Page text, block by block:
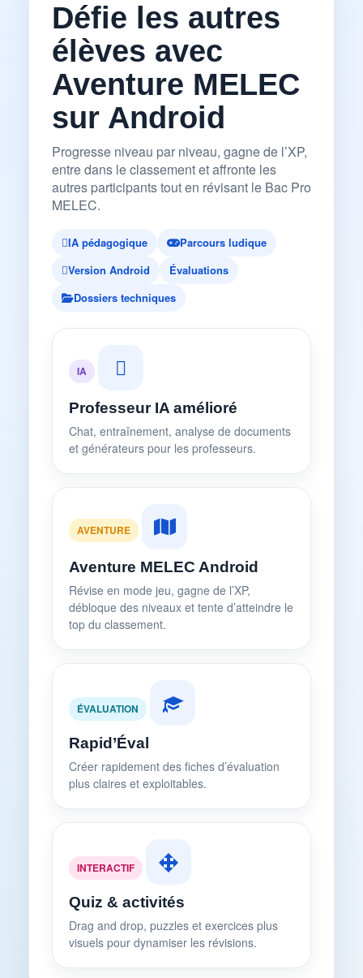
Défie les autres
élèves avec
Aventure MELEC
sur Android
Progresse niveau par niveau, gagne de l’XP,
entre dans le classement et affronte les
autres participants tout en révisant le Bac Pro
MELEC.
IA pédagogique
Parcours ludique
Version Android
Évaluations
Dossiers techniques
IA
Professeur IA amélioré
Chat, entraînement, analyse de documents
et générateurs pour les professeurs.
AVENTURE
Aventure MELEC Android
Révise en mode jeu, gagne de l’XP,
débloque des niveaux et tente d’atteindre le
top du classement.
ÉVALUATION
Rapid’Éval
Créer rapidement des fiches d’évaluation
plus claires et exploitables.
INTERACTIF
Quiz & activités
Drag and drop, puzzles et exercices plus
visuels pour dynamiser les révisions.